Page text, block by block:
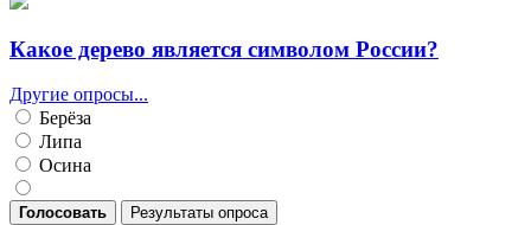
Какое дерево является символом России?
Другие опросы...
Берёза
Липа
Осина
Голосовать Результаты опроса